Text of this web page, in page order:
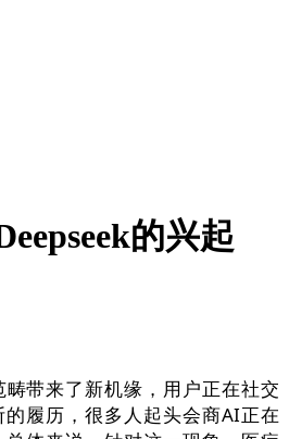
的兴起
带来了新机缘，用户正在社交
履历，很多人起头会商AI正在